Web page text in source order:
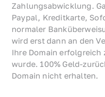
Zahlungsabwicklung.
Paypal, Kreditkarte,
normaler
wird erst dann an den
Ihre Domain
wurde. 100% Geld-
Domain nicht erhalten.